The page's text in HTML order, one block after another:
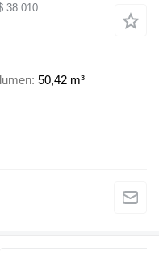
38.010
50,42 m³